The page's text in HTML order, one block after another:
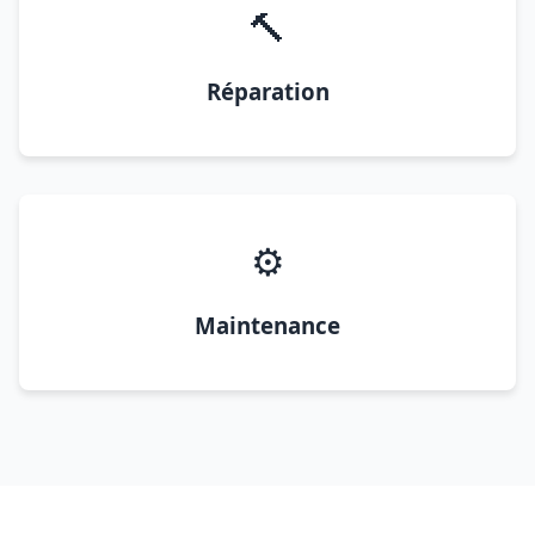
🔨
Réparation
⚙️
Maintenance